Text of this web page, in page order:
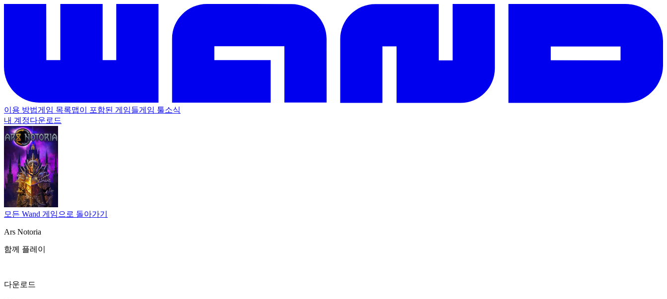
이용 방법게임 목록맵이 포함된 게임들게임 툴소식
내 계정다운로드
모든 Wand 게임으로 돌아가기
Ars Notoria
함께 플레이
다운로드